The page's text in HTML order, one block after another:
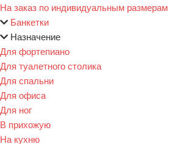
На заказ по индивидуальным размерам
Банкетки
Назначение
Для фортепиано
Для туалетного столика
Для спальни
Для офиса
Для ног
В прихожую
На кухню